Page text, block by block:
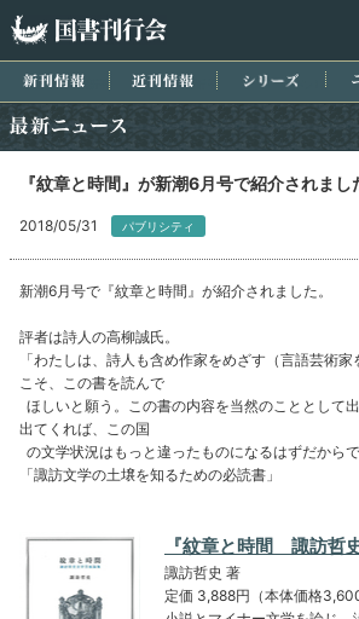
新刊情報 近刊情報 シリーズ
『紋章と時間』が新潮6月号で紹介されまし
2018/05/31 パブリシティ
新潮6月号で『紋章と時間』が紹介されました。
評者は詩人の高柳誠氏。
「わたしは、詩人も含め作家をめざす（言語芸術
こそ、この書を読んで
ほしいと願う。この書の内容を当然のこととして
出てくれば、この国
の文学状況はもっと違ったものになるはずだからで
「諏訪文学の土壌を知るための必読書」
『紋章と時間 諏訪哲
諏訪哲史 著
定価 3,888円（本体価格3,600